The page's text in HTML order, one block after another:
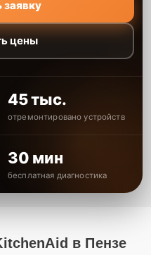
заявку
цены
45 тыс.
отремонтировано устройств
30 мин
бесплатная диагностика
в Пензе